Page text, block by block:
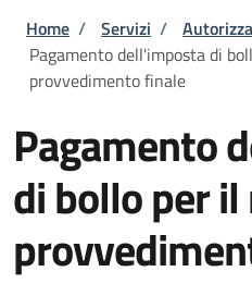
Briciole di pane
Home / Servizi /
Pagamento dell'imposta di
provvedimento finale
Pagamento
di bollo per